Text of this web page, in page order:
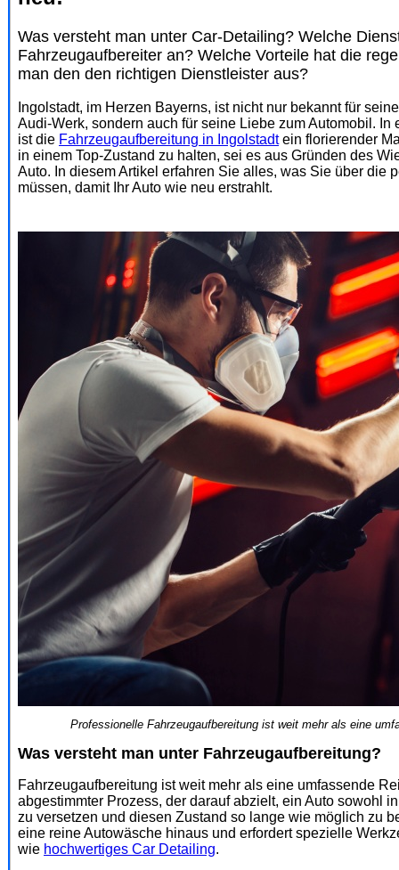
Was versteht man unter Car-Detailing? Welche
Fahrzeugaufbereiter an? Welche Vorteile hat die
man den den richtigen Dienstleister aus?
Ingolstadt, im Herzen Bayerns, ist nicht nur bekannt für
Audi-Werk, sondern auch für seine Liebe zum Automobil.
ist die Fahrzeugaufbereitung in Ingolstadtein florierender
in einem Top-Zustand zu halten, sei es aus Gründen des
Auto. In diesem Artikel erfahren Sie alles, was Sie über die
müssen, damit Ihr Auto wie neu erstrahlt.
Professionelle Fahrzeugaufbereitung ist weit mehr als eine
Was versteht man unter Fahrzeugaufbereitung?
Fahrzeugaufbereitung ist weit mehr als eine umfassende
abgestimmter Prozess, der darauf abzielt, ein Auto sowohl
zu versetzen und diesen Zustand so lange wie möglich zu
eine reine Autowäsche hinaus und erfordert spezielle
wie hochwertiges Car Detailing.